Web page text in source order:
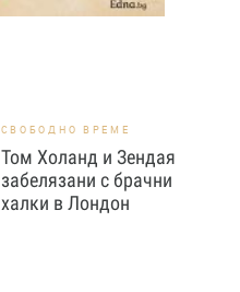
СВОБОДНО ВРЕМЕ
Том Холанд и Зендая
забелязани с брачни
халки в Лондон